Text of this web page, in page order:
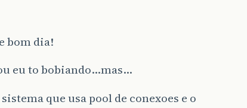
bom dia!
eu to bobiando…mas…
que usa pool de conexoes e o